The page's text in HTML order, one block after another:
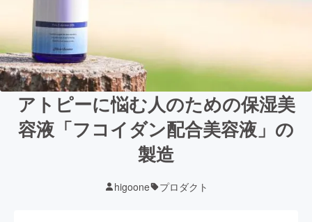
アトピーに悩む人のための保湿美
容液「フコイダン配合美容液」の
製造
higoone プロダクト